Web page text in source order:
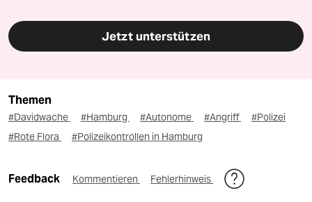
Jetzt unterstützen
Themen
#Davidwache #Hamburg #Autonome #Angriff
#Polizei
#Rote Flora
#Polizeikontrollen in Hamburg
Feedback Kommentieren Fehlerhinweis